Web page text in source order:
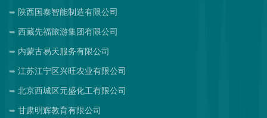
陕西国泰智能制造有限公司
西藏先福旅游集团有限公司
内蒙古易天服务有限公司
江苏江宁区兴旺农业有限公司
北京西城区元盛化工有限公司
甘肃明辉教育有限公司